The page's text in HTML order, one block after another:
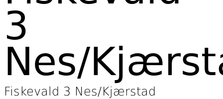
3
Nes/
Fiskevald 3 Nes/Kjærstad